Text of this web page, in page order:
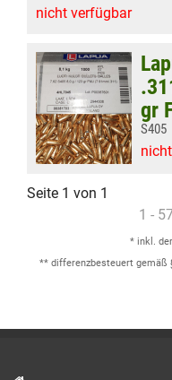
nicht verfügbar
gr
S405
Seite 1 von 1
1 -
* inkl.
** differenzbesteuert gemäß